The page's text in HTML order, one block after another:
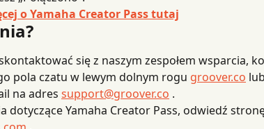
o Yamaha Creator Pass tutaj
się z naszym zespołem wsparcia,
pola czatu w lewym dolnym rogu groover.co
na adres support@groover.co .
dotyczące Yamaha Creator Pass, odwiedź